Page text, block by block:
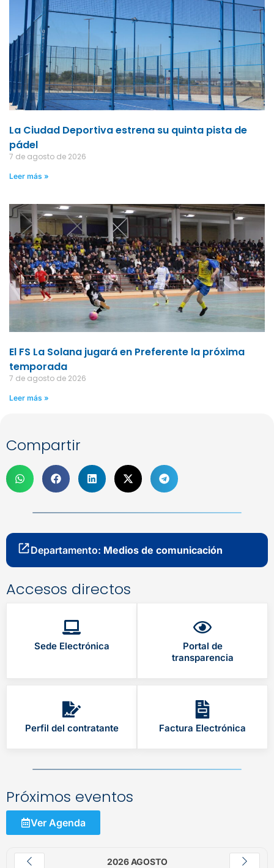
La Ciudad Deportiva estrena su quinta pista de
pádel
7 de agosto de 2026
Leer más »
El FS La Solana jugará en Preferente la próxima
temporada
7 de agosto de 2026
Leer más »
Compartir
Departamento: Medios de comunicación
Accesos directos
Sede Electrónica
Portal de
transparencia
Perfil del contratante Factura Electrónica
Próximos eventos
Ver Agenda
2026 AGOSTO